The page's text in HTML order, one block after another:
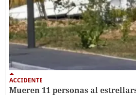
ACCIDENTE
Mueren 11 personas al